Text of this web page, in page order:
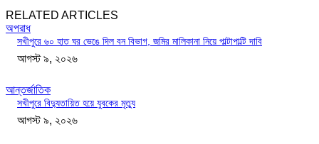
RELATED ARTICLES
অপরাধ
সখীপুরে ৬০ হাত ঘর ভেঙে দিল বন বিভাগ, জমির মালিকানা নিয়ে পাল্টাপাল্টি দাবি
আগস্ট ৯, ২০২৬
আন্তর্জাতিক
সখীপুরে বিদ্যুতায়িত হয়ে যুবকের মৃত্যু
আগস্ট ৯, ২০২৬